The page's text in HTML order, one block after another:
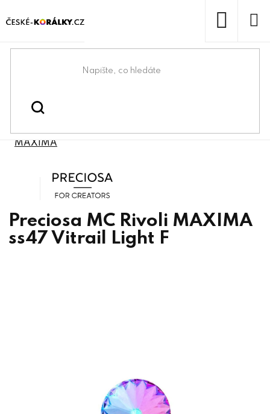
na
Domů
Preciosa® & lůžka
Preciosa® bižuterní kameny /
MAXIMA
Preciosa MC Rivoli MAXIMA
ss47 Vitrail Light F
Preciosa